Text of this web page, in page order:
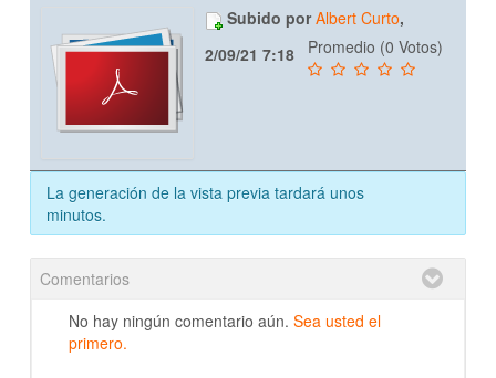
Subido porAlbert Curto,
2/09/21 7:18
Promedio (0 Votos)
La generación de la vista previa tardará unos
minutos.
Comentarios
No hay ningún comentario aún. Sea usted el
primero.